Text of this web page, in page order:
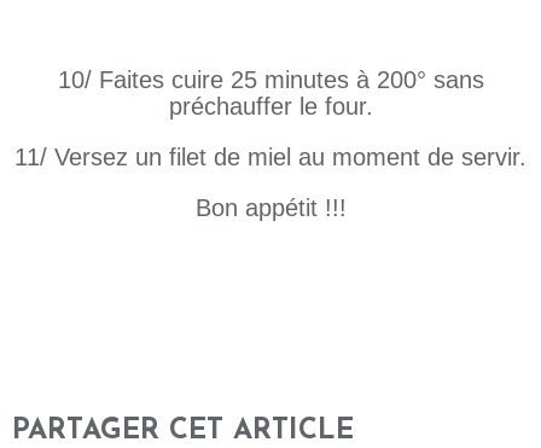
10/ Faites cuire 25 minutes à 200° sans
préchauffer le four.
11/ Versez un filet de miel au moment de servir.
Bon appétit !!!
PARTAGER CET ARTICLE